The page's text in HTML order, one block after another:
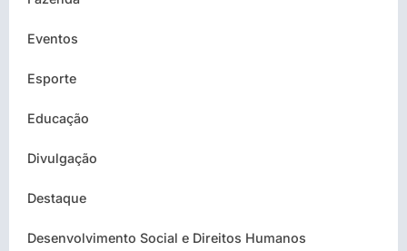
Eventos
Esporte
Educação
Divulgação
Destaque
Desenvolvimento Social e Direitos Humanos